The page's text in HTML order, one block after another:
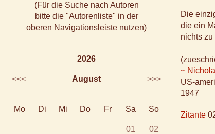
Die
die ein
nichts
~
US-
1947
Zitante
(Für die Suche nach Autoren
bitte die "Autorenliste" in der
oberen Navigationsleiste nutzen)
2026
<<< August >>>
Mo Di Mi Do Fr Sa So
01 02